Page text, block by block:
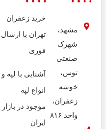
مشهد،
شهرک
صنعتی
توس،
خوشه
زعفران،
واحد ۸۱۶
خرید زعفران
تهران با ارسال
فوری
آشنایی با لپه و
انواع لپه
موجود در بازار
ایران